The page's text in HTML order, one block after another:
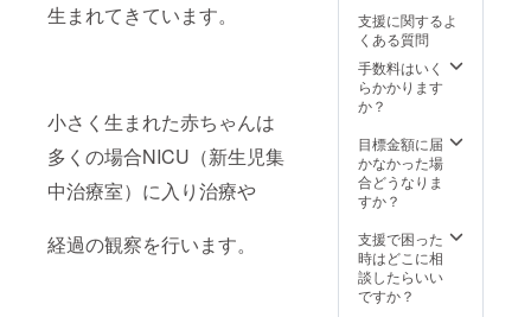
生まれてきています。
小さく生まれた赤ちゃんは
多くの場合NICU（新生児集
中治療室）に入り治療や
経過の観察を行います。
出来次
第順次
発送し
ていき
ま
大きさ
によっ
て異な
ります
マト3～
5個、
ゴー
ヤー2～
支援に関するよ
くある質問
手数料はいく
らかかります
か？
目標金額に届
かなかった場
合どうなりま
すか？
支援で困った
時はどこに相
談したらいい
ですか？